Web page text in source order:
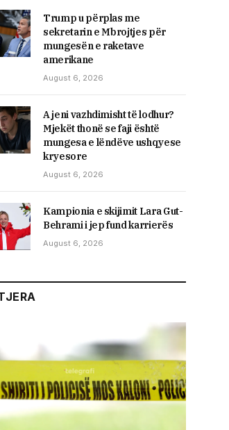
Trump u përplas me
sekretarin e Mbrojtjes për
mungesën e raketave
amerikane
August 6, 2026
A jeni vazhdimisht të lodhur?
Mjekët thonë se faji është
mungesa e lëndëve ushqyese
kryesore
August 6, 2026
Kampionia e skijimit Lara Gut-
Behrami i jep fund karrierës
August 6, 2026